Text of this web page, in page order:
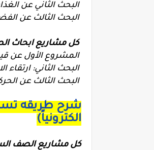
البحث الثاني عن
البحث الثالث عن
كل مشاريع ابحاث
المشروع الأول عن
البحث الثاني: ارتقاء
البحث الثالث عن
شرح طريقه
الكترونياً)
كل مشاريع الصف